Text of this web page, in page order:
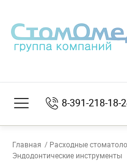
8-391-218-18-
Главная Расходные
Эндодонтические инструменты